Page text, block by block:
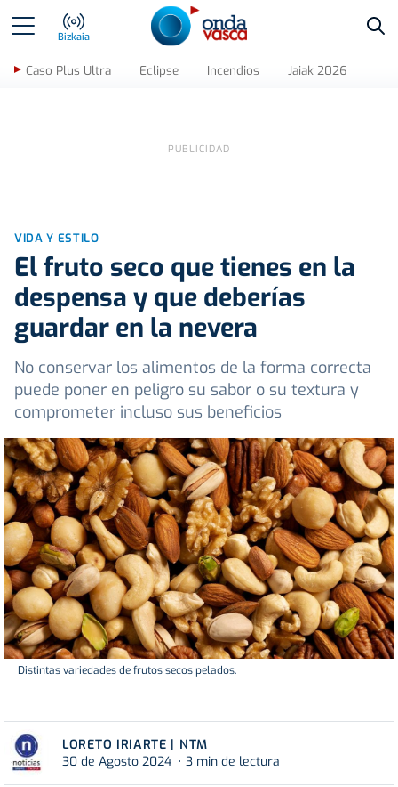
Bizkaia
Caso Plus Ultra Eclipse Incendios Jaiak 2026
VIDA Y ESTILO
El fruto seco que tienes en la
despensa y que deberías
guardar en la nevera
No conservar los alimentos de la forma correcta
puede poner en peligro su sabor o su textura y
comprometer incluso sus beneficios
Distintas variedades de frutos secos pelados.
LORETO IRIARTE | NTM
30 de Agosto 2024
3 min de lectura